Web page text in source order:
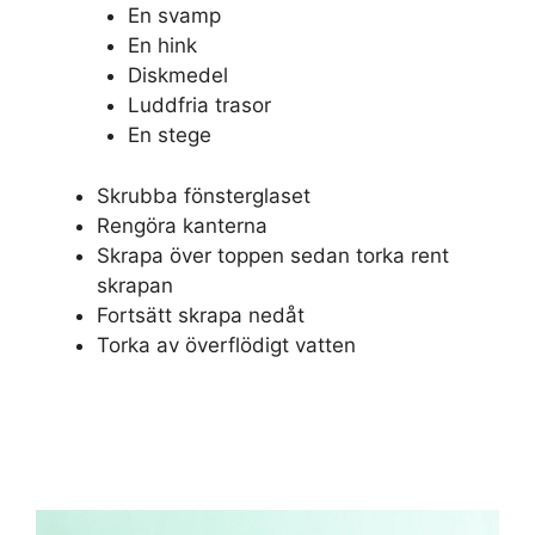
En svamp
En hink
Diskmedel
Luddfria trasor
En stege
Skrubba fönsterglaset
Rengöra kanterna
Skrapa över toppen sedan torka rent
skrapan
Fortsätt skrapa nedåt
Torka av överflödigt vatten